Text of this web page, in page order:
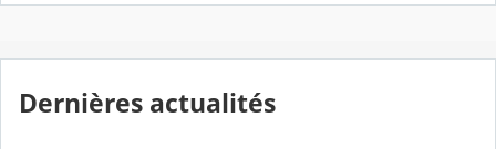
Dernières actualités